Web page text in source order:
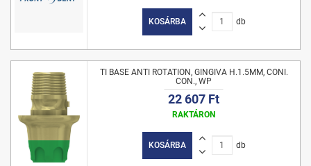
KOSÁRBA db
TI BASE ANTI ROTATION, GINGIVA H.1.5MM, CONI.
CON., WP
22 607 Ft
RAKTÁRON
KOSÁRBA db